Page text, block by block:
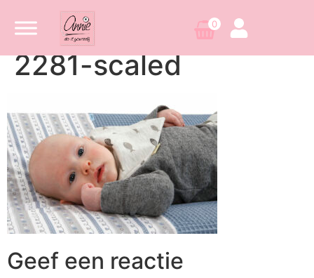
0
2281-scaled
Geef een reactie